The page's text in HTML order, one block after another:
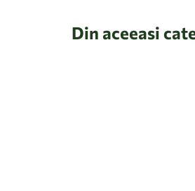
Din aceeasi